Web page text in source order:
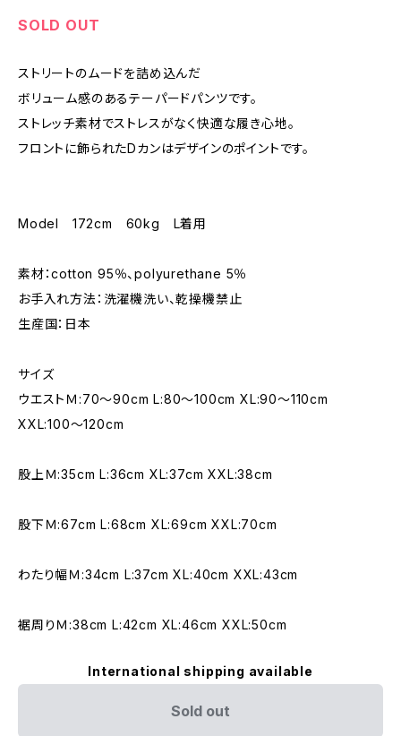
SOLD OUT
ストリートのムードを詰め込んだ
ボリューム感のあるテーパードパンツです。
ストレッチ素材でストレスがなく快適な履き心地。
フロントに飾られたDカンはデザインのポイントです。
Model 172cm 60kg L着用
素材：cotton 95％、polyurethane 5％
お手入れ方法：洗濯機洗い、乾操機禁止
生産国：日本
サイズ
ウエストＭ:70～90cm L:80～100cm XL:90～110cm
XXL:100～120cm
股上Ｍ:35cm L:36cm XL:37cm XXL:38cm
股下Ｍ:67cm L:68cm XL:69cm XXL:70cm
わたり幅Ｍ:34cm L:37cm XL:40cm XXL:43cm
裾周りＭ:38cm L:42cm XL:46cm XXL:50cm
International shipping available
Sold out